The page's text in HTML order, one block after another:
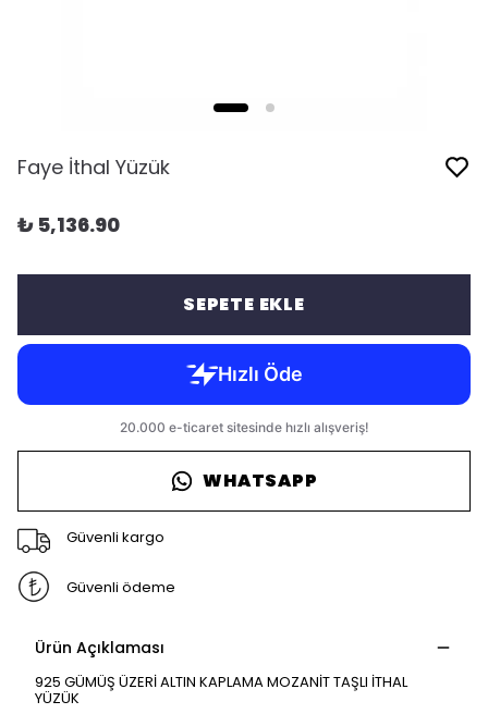
Faye İthal Yüzük
₺ 5,136.90
SEPETE EKLE
WHATSAPP
Güvenli kargo
Güvenli ödeme
Ürün Açıklaması
925 GÜMÜŞ ÜZERİ ALTIN KAPLAMA MOZANİT TAŞLI İTHAL
YÜZÜK